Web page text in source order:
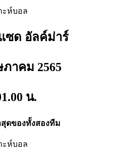
ซด อัลค์ม่าร์
ภาคม 2565
น.
ดของทั้งสองทีม